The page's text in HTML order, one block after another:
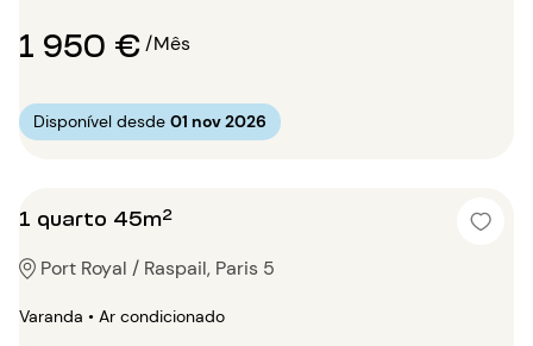
1 950 €/Mês
Disponível desde 01 nov 2026
1 quarto 45m²
Port Royal / Raspail, Paris 5
Varanda • Ar condicionado